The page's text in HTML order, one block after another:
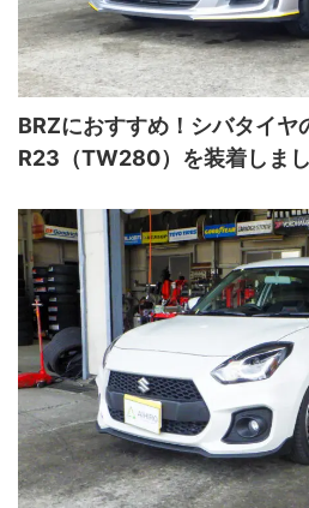
BRZにおすすめ！シバタイヤ
R23（TW280）を装着しま